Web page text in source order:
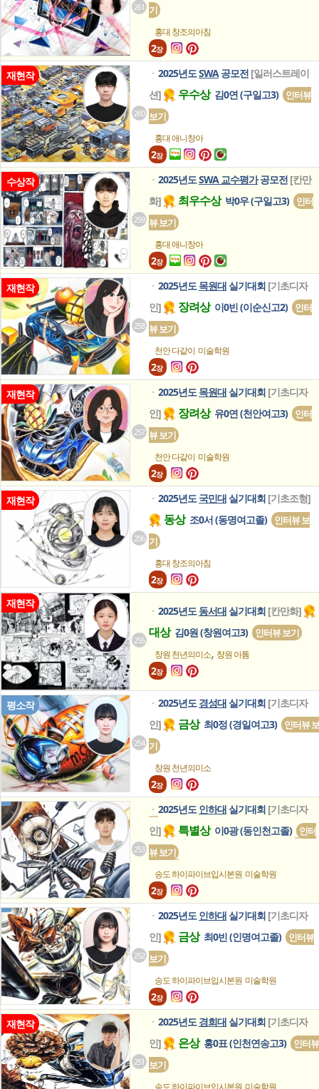
261 기
홍대 창조의아침
2장
재현작
260
ㆍ 2025년도SWA 공모전 [일러스트레이
션]
우수상김0연 (구일고3)
인터뷰
보기
홍대 애니창아
2장
수상작
259
ㆍ 2025년도SWA 교수평가 공모전 [칸만
화]
최우수상박0우 (구일고3)
인터
뷰 보기
홍대 애니창아
2장
재현작
258
ㆍ 2025년도 목원대 실기대회 [기초디자
인]
장려상이0빈 (이순신고2)
인터
뷰 보기
천안 다같이 미술학원
2장
재현작
257
ㆍ 2025년도 목원대 실기대회 [기초디자
인]
장려상유0연 (천안여고3)
인터
뷰 보기
천안 다같이 미술학원
2장
재현작
256
ㆍ 2025년도 국민대 실기대회 [기초조형]
동상조0서 (동명여고졸)
인터뷰 보
기
홍대 창조의아침
2장
재현작
255
ㆍ 2025년도 동서대 실기대회 [칸만화]
대상김0원 (창원여고3) 인터뷰 보기
창원 천년의미소, 창원 아톰
2장
평소작
254
ㆍ 2025년도 경성대 실기대회 [기초디자
인]
금상최0정 (경일여고3)
인터뷰 보
기
창원 천년의미소
2장
253
ㆍ 2025년도 인하대 실기대회 [기초디자
인]
특별상이0광 (동인천고졸)
인터
뷰 보기
송도 하이파이브입시본원 미술학원
2장
252
ㆍ 2025년도 인하대 실기대회 [기초디자
인]
금상최0빈 (인명여고졸)
인터뷰
보기
송도 하이파이브입시본원 미술학원
2장
재현작
251
ㆍ 2025년도 경희대 실기대회 [기초디자
인]
은상홍0표 (인천연송고3)
인터뷰
보기
송도 하이파이브입시본원 미술학원